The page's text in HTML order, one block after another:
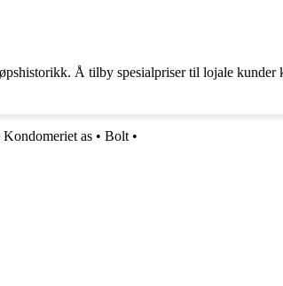
Å tilby spesialpriser til lojale kunder
Kondomeriet as • Bolt•